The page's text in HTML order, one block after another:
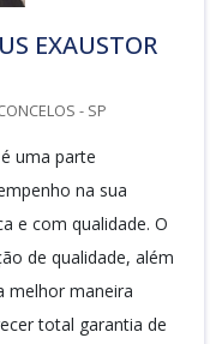
EXAUSTOR
- SP
uma parte
na sua
e com qualidade. O
de qualidade, além
melhor maneira
total garantia de